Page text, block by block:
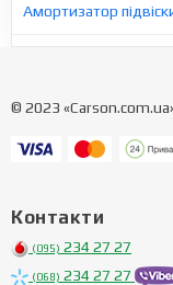
Амортизатор
© 2023
Контакти
(095) 234 27 27
(068) 234 27 27